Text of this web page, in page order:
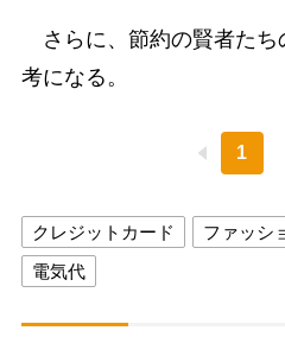
さらに、節約の賢者たち
考になる。
1
クレジットカード ファッシ
電気代